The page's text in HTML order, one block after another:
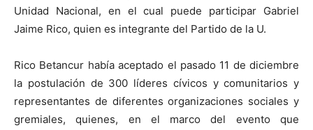
Unidad Nacional, en el cual puede participar Gabriel
Jaime Rico, quien es integrante del Partido de la U.
Rico Betancur había aceptado el pasado 11 de diciembre
la postulación de 300 líderes cívicos y comunitarios y
representantes de diferentes organizaciones sociales y
gremiales, quienes, en el marco del evento que